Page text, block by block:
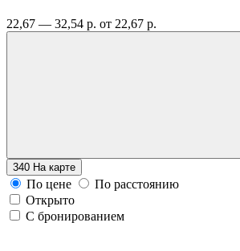
22,67 — 32,54 р. от 22,67 р.
340 На карте
По цене
По расстоянию
Открыто
С бронированием